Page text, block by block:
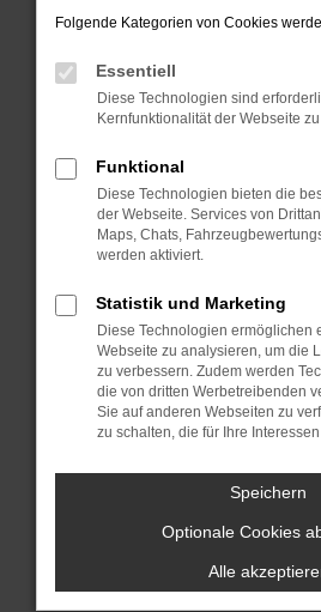
Prüfe deine
können das Laden
verhindern. Funktioniert die
anderen Browser oder in
Starte dein Gerät neu.
Das kann manchmal helfen,
Probleme zu beheben.
Betriebssystem auf dem
sind.
Veraltete Software birgt
Sicherheitsrisiko, sondern
führen, dass bestimmte
unterstützt werden.
Wende dich an den
Wenn du alle oben
hast, kontaktiere uns bitte.
versuchen, das Problem zu
uns diesen Text schicken,
Folgende Kategorien von Cookies
Essentiell
Diese Technologien sind
Kernfunktionalität der Webseite
Funktional
Diese Technologien bieten die
der Webseite. Services von
Maps, Chats,
werden aktiviert.
Statistik und Marketing
Diese Technologien ermöglichen
Webseite zu analysieren, um die
zu verbessern. Zudem werden
die von dritten Werbetreibenden
Sie auf anderen Webseiten zu
zu schalten, die für Ihre
Speichern
Optionale Cookies
Alle